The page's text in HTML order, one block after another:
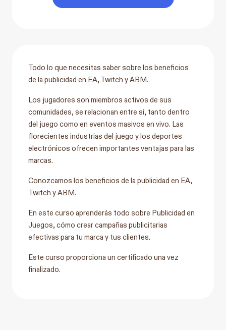
Todo lo que necesitas saber sobre los beneficios
de la publicidad en EA, Twitch y ABM.
Los jugadores son miembros activos de sus
comunidades, se relacionan entre sí, tanto dentro
del juego como en eventos masivos en vivo. Las
florecientes industrias del juego y los deportes
electrónicos ofrecen importantes ventajas para las
marcas.
Conozcamos los beneficios de la publicidad en EA,
Twitch y ABM.
En este curso aprenderás todo sobre Publicidad en
Juegos, cómo crear campañas publicitarias
efectivas para tu marca y tus clientes.
Este curso proporciona un certificado una vez
finalizado.